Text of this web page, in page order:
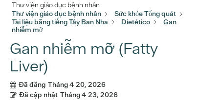
Thư viện giáo dục bệnh nhân
Thư viện giáo dục bệnh nhân
Sức khỏe Tổng quát
Tài liệu bằng tiếng Tây Ban Nha
Dietético
Gan
nhiễm mỡ
Gan nhiễm mỡ (Fatty
Liver)
Đã đăng Tháng 4 20, 2026
Đã cập nhật Tháng 4 23, 2026